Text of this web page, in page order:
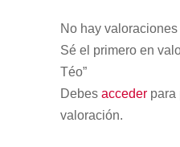
No hay valoraciones
Sé el primero en
Téo”
Debes accederpara
valoración.